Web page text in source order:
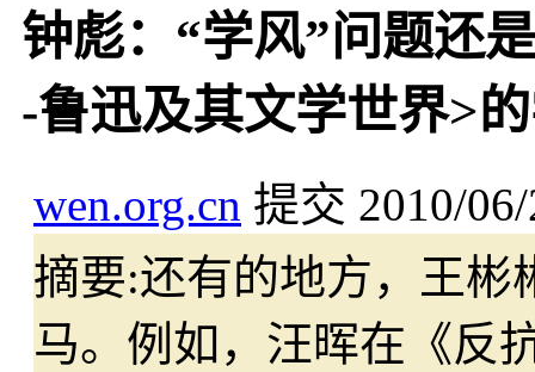
钟彪：“学风”问题还
-鲁迅及其文学世界>
wen.org.cn 提交 2010/
摘要:还有的地方，王彬
马。例如，汪晖在《反